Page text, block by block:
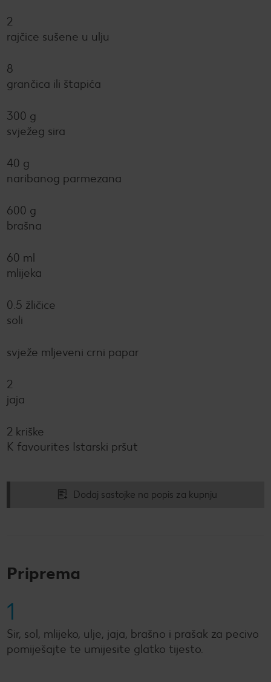
2
rajčice sušene u ulju
8
grančica ili štapića
300 g
svježeg sira
40 g
naribanog parmezana
600 g
brašna
60 ml
mlijeka
0.5 žličice
soli
svježe mljeveni crni papar
2
jaja
2 kriške
K favourites Istarski pršut
Dodaj sastojke na popis za kupnju
Priprema
1
Sir, sol, mlijeko, ulje, jaja, brašno i prašak za pecivo
pomiješajte te umijesite glatko tijesto.